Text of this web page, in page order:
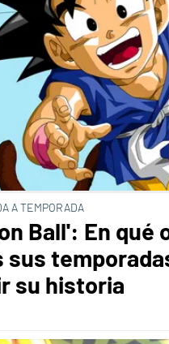
A TEMPORADA
Ball': En qué
sus
su historia